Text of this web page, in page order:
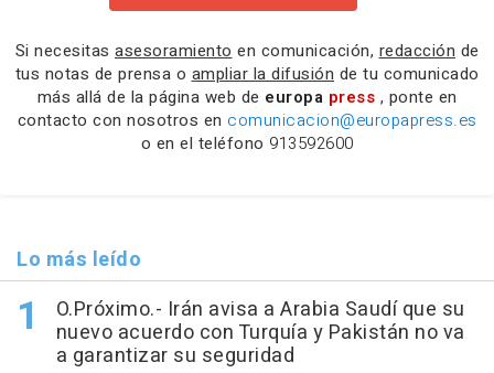
Si necesitas asesoramiento en comunicación, redacción de
tus notas de prensa o ampliar la difusión de tu comunicado
más allá de la página web de europa press , ponte en
contacto con nosotros en comunicacion@europapress.es
o en el teléfono 913592600
Lo más leído
O.Próximo.- Irán avisa a Arabia Saudí que su
nuevo acuerdo con Turquía y Pakistán no va
a garantizar su seguridad